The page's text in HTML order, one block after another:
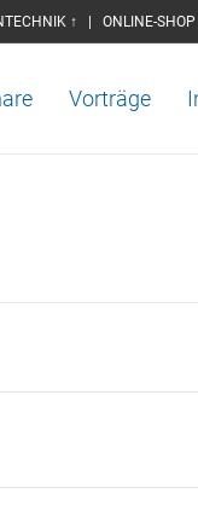
↑ | ONLINE-SHOP
Vorträge